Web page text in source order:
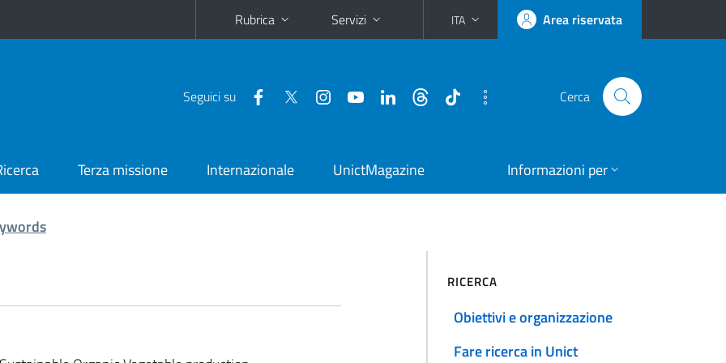
Rubrica Servizi ITA Area riservata
Seguici su Cerca
Terza missione Internazionale UnictMagazine Informazioni per
RICERCA
Obiettivi e organizzazione
Fare ricerca in Unict